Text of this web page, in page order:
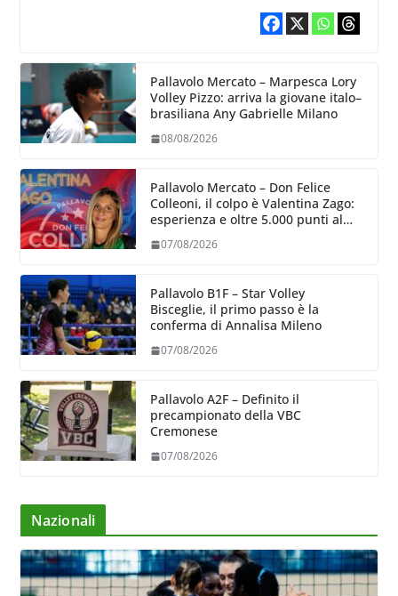
Pallavolo Mercato – Marpesca Lory
Volley Pizzo: arriva la giovane italo–
brasiliana Any Gabrielle Milano
08/08/2026
Pallavolo Mercato – Don Felice
Colleoni, il colpo è Valentina Zago:
esperienza e oltre 5.000 punti al
07/08/2026
Pallavolo B1F – Star Volley
Bisceglie, il primo passo è la
conferma di Annalisa Mileno
07/08/2026
Pallavolo A2F – Definito il
precampionato della VBC
Cremonese
07/08/2026
Nazionali